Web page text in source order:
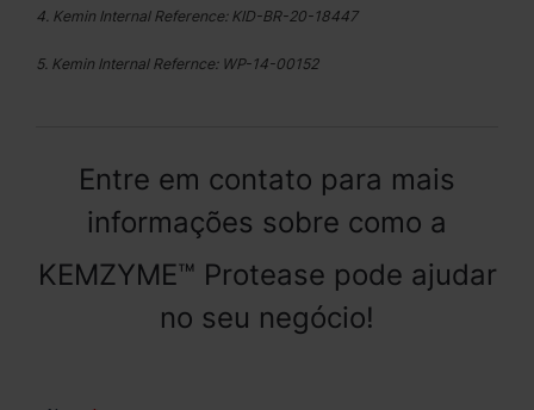
4. Kemin Internal Reference: KID-BR-20-18447
5. Kemin Internal Refernce: WP-14-00152
Entre em contato para mais
informações sobre como a
KEMZYME™ Protease pode ajudar
no seu negócio!